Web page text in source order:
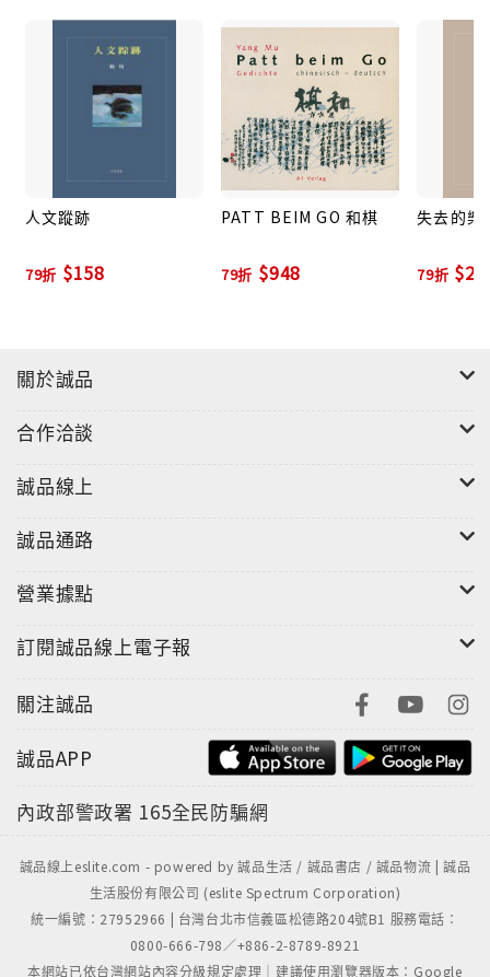
人文蹤跡
79折 $158
PATT BEIM GO 和棋
79折 $948
失去的樂
79折
關於誠品
合作洽談
誠品線上
誠品通路
營業據點
訂閱誠品線上電子報
關注誠品
誠品APP
內政部警政署 165全民防騙網
誠品線上eslite.com - powered by 誠品生活 / 誠品書店 / 誠品物流 | 誠品
生活股份有限公司 (eslite Spectrum Corporation)
統一編號：27952966 | 台灣台北市信義區松德路204號B1 服務電話：
0800-666-798／+886-2-8789-8921
本網站已依台灣網站內容分級規定處理｜建議使用瀏覽器版本：Google